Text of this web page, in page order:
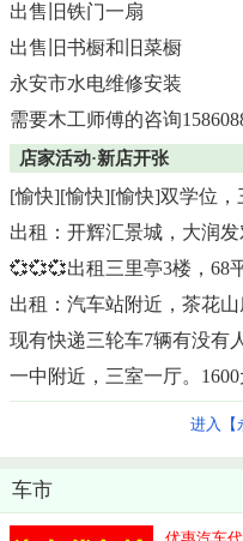
出售旧铁门一扇
出售旧书橱和旧菜橱
永安市水电维修安装
需要木工师傅的咨询
店家活动·新店开张
💞💞💞出租三里亭3楼，68
现有快递三轮车7辆有没有
一中附近，三室一厅。1600
进入【
车市